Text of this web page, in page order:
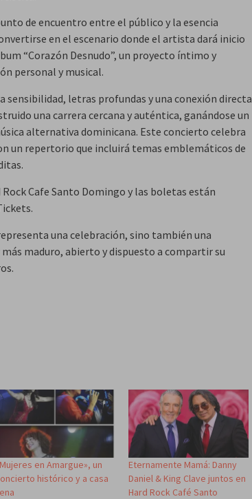
de encuentro entre el público y la esencia
en el escenario donde el artista dará inicio
“Corazón Desnudo”, un proyecto íntimo y
personal y musical.
sensibilidad, letras profundas y una conexión directa
una carrera cercana y auténtica, ganándose un
alternativa dominicana. Este concierto celebra
un repertorio que incluirá temas emblemáticos de
Cafe Santo Domingo y las boletas están
una celebración, sino también una
maduro, abierto y dispuesto a compartir su
en Amargue», un
histórico y a casa
Eternamente Mamá: Danny
Daniel & King Clave juntos en
Hard Rock Café Santo